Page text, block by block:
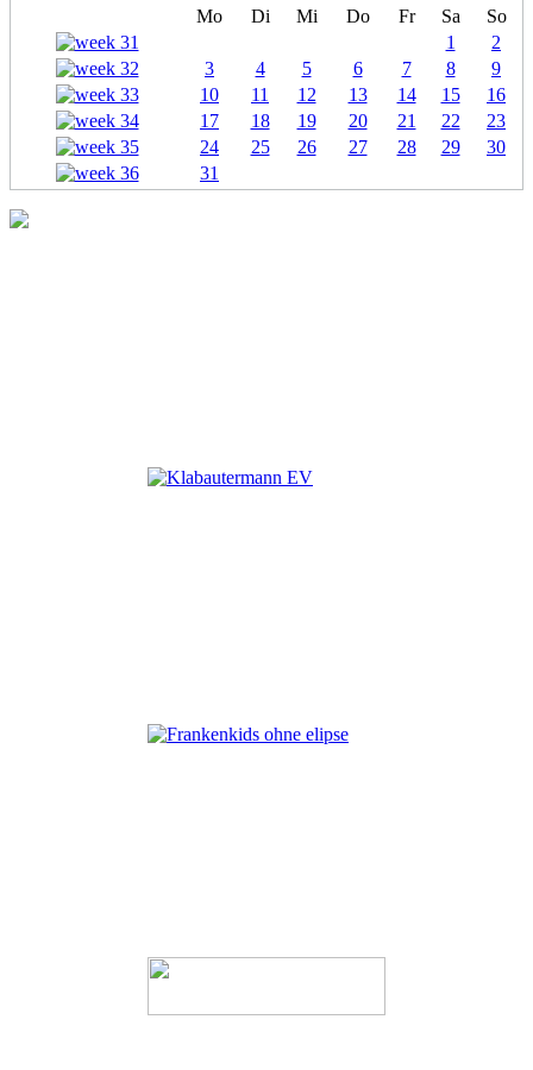
Mo Di Mi Do Fr Sa
So
1
2
3
4 5 6 7 8
9
10
11 12 13 14 15
16
17
18 19 20 21 22
23
24
25 26 27 28 29
30
31